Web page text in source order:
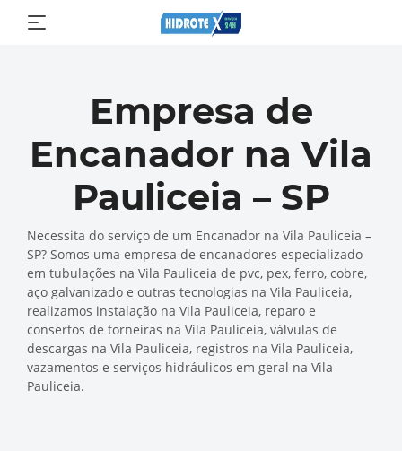
Empresa de
Encanador na Vila
Pauliceia – SP
Necessita do serviço de um Encanador na Vila Pauliceia –
SP? Somos uma empresa de encanadores especializado
em tubulações na Vila Pauliceia de pvc, pex, ferro, cobre,
aço galvanizado e outras tecnologias na Vila Pauliceia,
realizamos instalação na Vila Pauliceia, reparo e
consertos de torneiras na Vila Pauliceia, válvulas de
descargas na Vila Pauliceia, registros na Vila Pauliceia,
vazamentos e serviços hidráulicos em geral na Vila
Pauliceia.